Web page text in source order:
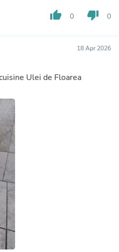
thumb_up 0 thumb_down 0
18 Apr 2026
Ulei de Floarea